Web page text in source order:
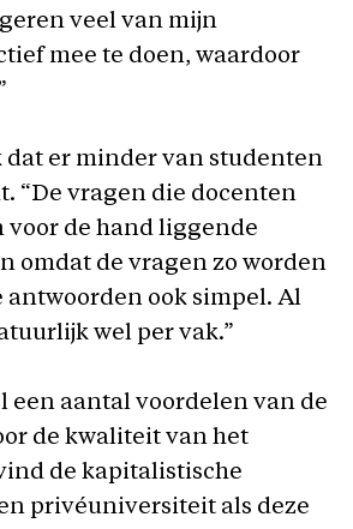
veel van mijn
mee te doen, waardoor
dat er minder van studenten
“De vragen die docenten
voor de hand liggende
omdat de vragen zo worden
antwoorden ook simpel. Al
wel per vak.”
een aantal voordelen van de
de kwaliteit van het
de kapitalistische
privéuniversiteit als deze